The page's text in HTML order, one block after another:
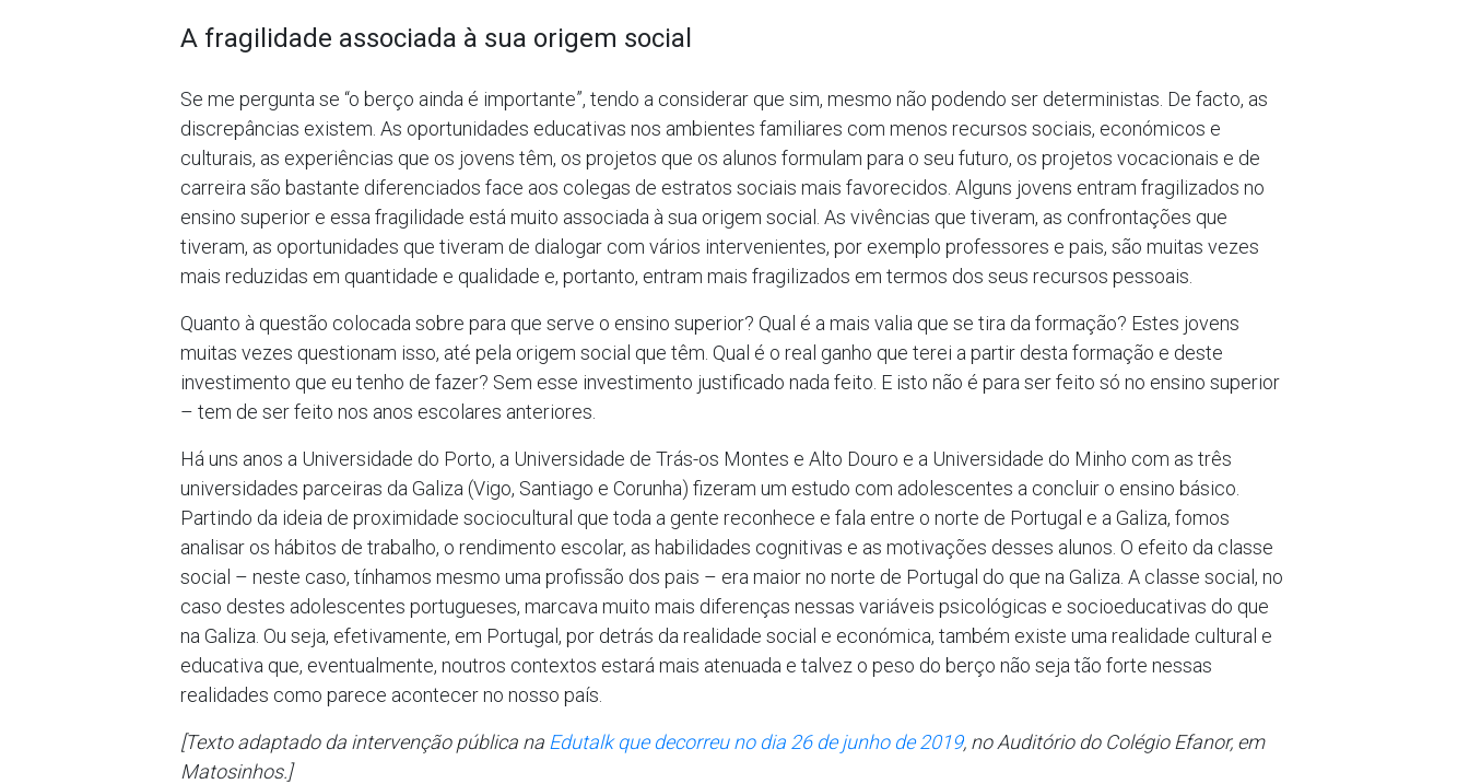
A fragilidade associada à sua origem social
Se me pergunta se “o berço ainda é importante”, tendo a considerar que sim, mesmo não podendo ser deterministas. De facto, as
discrepâncias existem. As oportunidades educativas nos ambientes familiares com menos recursos sociais, económicos e
culturais, as experiências que os jovens têm, os projetos que os alunos formulam para o seu futuro, os projetos vocacionais e de
carreira são bastante diferenciados face aos colegas de estratos sociais mais favorecidos. Alguns jovens entram fragilizados no
ensino superior e essa fragilidade está muito associada à sua origem social. As vivências que tiveram, as confrontações que
tiveram, as oportunidades que tiveram de dialogar com vários intervenientes, por exemplo professores e pais, são muitas vezes
mais reduzidas em quantidade e qualidade e, portanto, entram mais fragilizados em termos dos seus recursos pessoais.
Quanto à questão colocada sobre para que serve o ensino superior? Qual é a mais valia que se tira da formação? Estes jovens
muitas vezes questionam isso, até pela origem social que têm. Qual é o real ganho que terei a partir desta formação e deste
investimento que eu tenho de fazer? Sem esse investimento justificado nada feito. E isto não é para ser feito só no ensino superior
– tem de ser feito nos anos escolares anteriores.
Há uns anos a Universidade do Porto, a Universidade de Trás-os Montes e Alto Douro e a Universidade do Minho com as três
universidades parceiras da Galiza (Vigo, Santiago e Corunha) fizeram um estudo com adolescentes a concluir o ensino básico.
Partindo da ideia de proximidade sociocultural que toda a gente reconhece e fala entre o norte de Portugal e a Galiza, fomos
analisar os hábitos de trabalho, o rendimento escolar, as habilidades cognitivas e as motivações desses alunos. O efeito da classe
social – neste caso, tínhamos mesmo uma profissão dos pais – era maior no norte de Portugal do que na Galiza. A classe social, no
caso destes adolescentes portugueses, marcava muito mais diferenças nessas variáveis psicológicas e socioeducativas do que
na Galiza. Ou seja, efetivamente, em Portugal, por detrás da realidade social e económica, também existe uma realidade cultural e
educativa que, eventualmente, noutros contextos estará mais atenuada e talvez o peso do berço não seja tão forte nessas
realidades como parece acontecer no nosso país.
[Texto adaptado da intervenção pública na Edutalk que decorreu no dia 26 de junho de 2019, no Auditório do Colégio Efanor, em
Matosinhos.]